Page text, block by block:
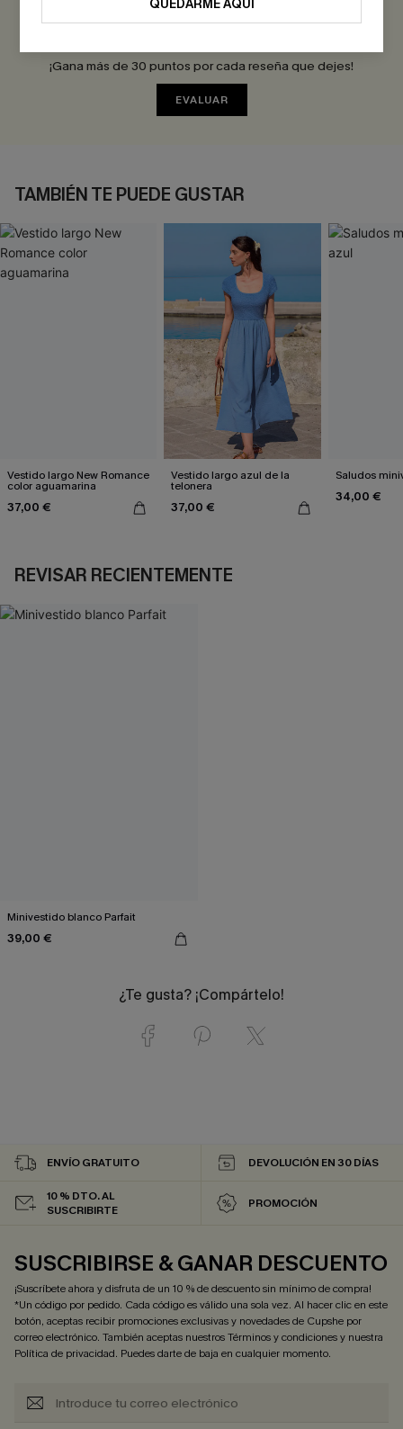
¡Gana más de 30 puntos por cada reseña que dejes!
EVALUAR
TAMBIÉN TE PUEDE GUSTAR
Vestido largo New Romance
color aguamarina
37,00 €
Vestido largo azul de la
telonera
37,00 €
Saludos
34,00 €
REVISAR RECIENTEMENTE
Minivestido blanco Parfait
39,00 €
¿Te gusta? ¡Compártelo!
QUEDARME AQUÍ
ENVÍO GRATUITO DEVOLUCIÓN EN 30 DÍAS
10 % DTO. AL
SUSCRIBIRTE
PROMOCIÓN
SUSCRIBIRSE & GANAR DESCUENTO
¡Suscríbete ahora y disfruta de un 10 % de descuento sin mínimo de compra!
*Un código por pedido. Cada código es válido una sola vez. Al hacer clic en este
botón, aceptas recibir promociones exclusivas y novedades de Cupshe por
correo electrónico. También aceptas nuestrosTérminos y condicionesy nuestra
Política de privacidad. Puedes darte de baja en cualquier momento.